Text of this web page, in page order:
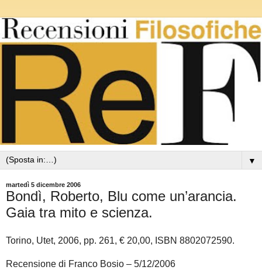
▼
martedì 5 dicembre 2006
Bondì, Roberto, Blu come un’arancia.
Gaia tra mito e scienza.
Torino, Utet, 2006, pp. 261, € 20,00, ISBN 8802072590.
Recensione di Franco Bosio – 5/12/2006